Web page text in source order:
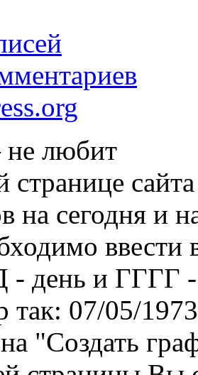
любит
странице
на сегодня и
день и ГГГГ -
так: 07/05/
"Создать